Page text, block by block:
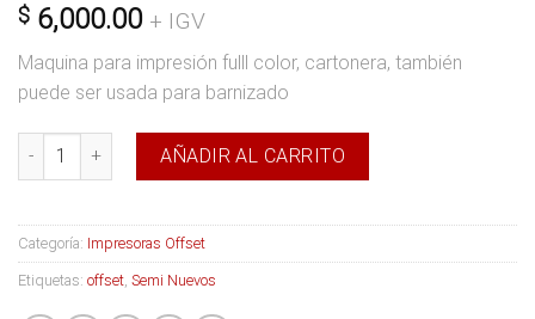
$ 6,000.00 + IGV
Maquina para impresión fulll color, cartonera, también
puede ser usada para barnizado
Miller SC 74 cantidadAÑADIR AL CARRITO
Categoría: Impresoras Offset
Etiquetas: offset Semi Nuevos